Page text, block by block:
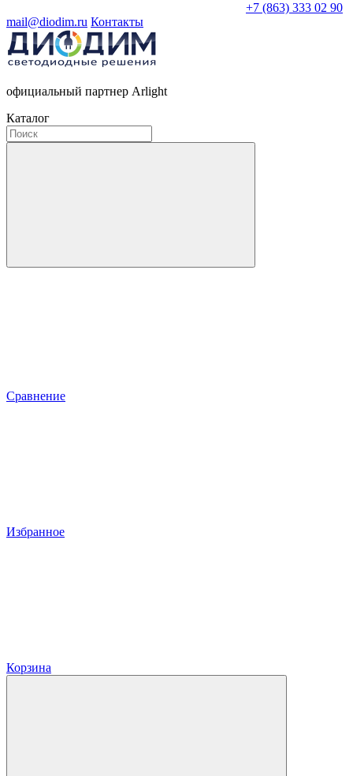
+7 (863) 333 02 90
mail@diodim.ru Контакты
официальный партнер Arlight
Каталог
Сравнение
Избранное
Корзина